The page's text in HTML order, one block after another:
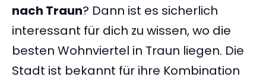
nach Traun? Dann ist es sicherlich
interessant für dich zu wissen, wo die
besten Wohnviertel in Traun liegen. Die
Stadt ist bekannt für ihre Kombination